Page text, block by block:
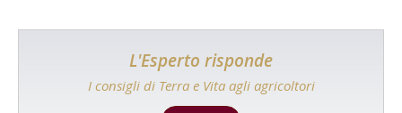
L'Esperto risponde
I consigli di Terra e Vita agli agricoltori